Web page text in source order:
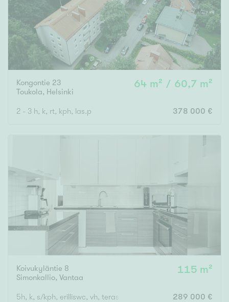
Kongontie 23
Toukola, Helsinki
64 m² / 60,7 m²
2 - 3 h, k, rt, kph, las.p 378 000 €
Koivukyläntie 8
Simonkallio, Vantaa
115 m²
5h, k, s/kph, erilliswc, vh, terassi 289 000 €